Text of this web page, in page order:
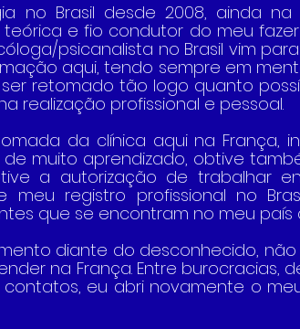
no Brasil desde 2008, ainda
e fio condutor do meu
psicanalista no Brasil vim
aqui, tendo sempre em
retomado tão logo quanto
realização profissional e pessoal.
da clínica aqui na França,
de muito aprendizado, obtive
a autorização de trabalhar
meu registro profissional no
que se encontram no meu país
diante do desconhecido,
na França. Entre burocracias,
eu abri novamente o